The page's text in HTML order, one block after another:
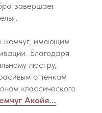
завершает
жемчуг, имеющим
Благодаря
люстру,
оттенкам
классического
Акойя...